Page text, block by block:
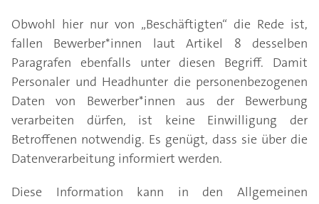
Obwohl hier nur von „Beschäftigten“ die Rede ist,
fallen Bewerber*innen laut Artikel 8 desselben
Paragrafen ebenfalls unter diesen Begriff. Damit
Personaler und Headhunter die personenbezogenen
Daten von Bewerber*innen aus der Bewerbung
verarbeiten dürfen, ist keine Einwilligung der
Betroffenen notwendig. Es genügt, dass sie über die
Datenverarbeitung informiert werden.
Diese Information kann in den Allgemeinen